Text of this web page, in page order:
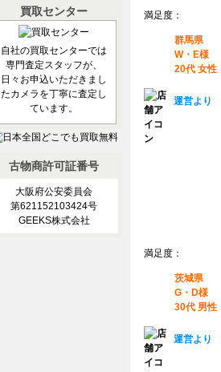
満足度：
群馬県
W・E様
20代 女性
運営より
満足度：
茨城県
G・D様
30代 男性
運営より
買取センター
自社の買取センターでは
専門査定スタッフが、
日々お申込いただきまし
たカメラを丁寧に査定し
ています。
古物商許可証番号
大阪府公安委員会
第621152103424号
GEEKS株式会社